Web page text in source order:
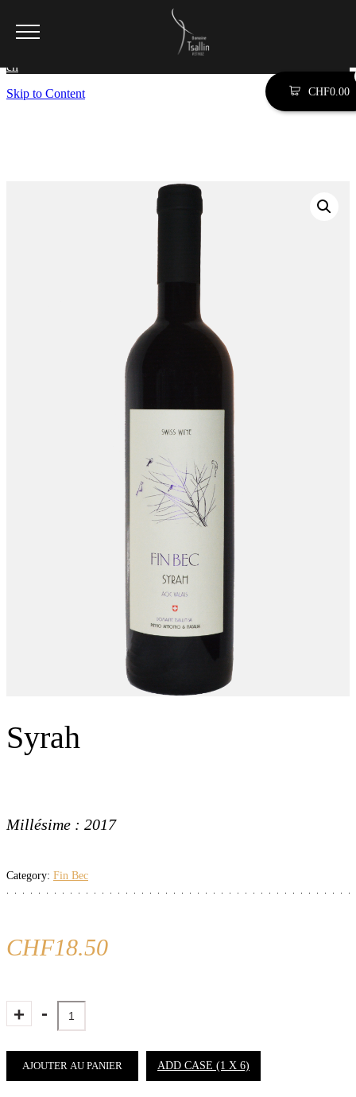
SEARCH SITE BY TYPING (ESC TO CLOSE)
en
CHF0.00
Skip to Content
Syrah
Millésime : 2017
Category: Fin Bec
CHF18.50
Quantity
AJOUTER AU PANIER ADD CASE (1 X 6)